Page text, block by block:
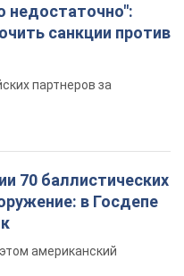
недостаточно":
санкции против
партнеров за
70 баллистических
в Госдепе
американский